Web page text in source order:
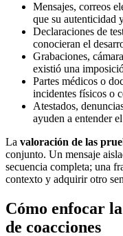
Mensajes, correos
que su autenticidad
Declaraciones de
conocieran el
Grabaciones,
existió una
Partes médicos o
incidentes físicos o
Atestados,
ayuden a entender
La valoración de las
conjunto. Un mensaje
secuencia completa; una
contexto y adquirir otro
Cómo enfocar
de coacciones